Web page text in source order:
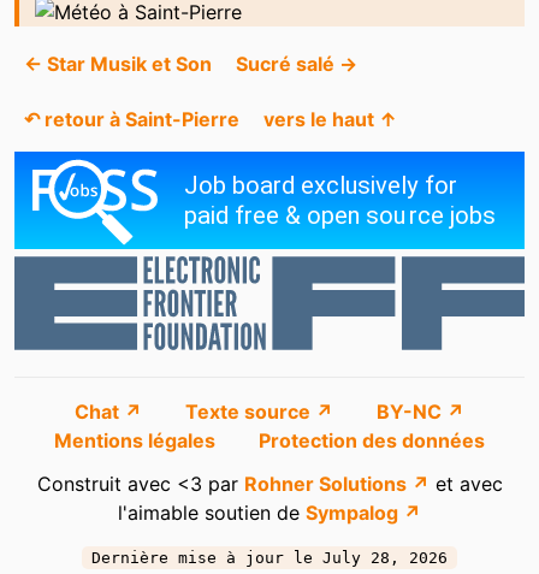
← Star Musik et Son Sucré salé →
↶ retour à Saint-Pierre vers le haut ↑
Chat ↗ Texte source ↗
BY-NC ↗
Mentions légales
Protection des données
Construit avec <3 par Rohner Solutions ↗ et avec
l'aimable soutien de Sympalog ↗
Dernière mise à jour le July 28, 2026